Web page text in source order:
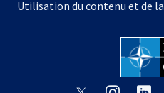
onglet
Utilisation du contenu et de